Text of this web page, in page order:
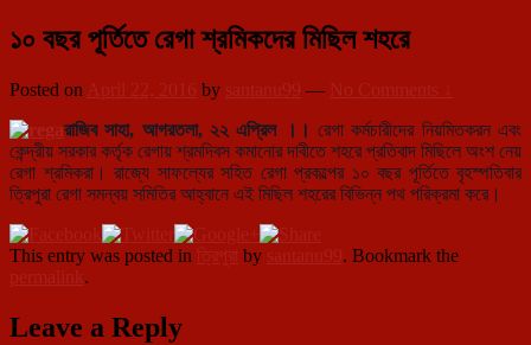
১০ বছর পূর্তিতে রেগা শ্রমিকদের মিছিল শহরে
Posted on April 22, 2016 by santanu99 — No Comments ↓
রাজিব সাহা, আগরতলা, ২২ এপ্রিল ।। রেগা কর্মচারীদের নিয়মিতকরন এবং
কেন্দ্রীয় সরকার কর্তৃক রেগায় শ্রমদিবস কমানোর দাবীতে শহরে প্রতিবাদ মিছিলে অংশ নেয়
রেগা শ্রমিকরা। রাজ্যে সাফল্যের সহিত রেগা প্রকল্পের ১০ বছর পূর্তিতে বৃহস্পতিবার
ত্রিপুরা রেগা সমন্বয় সমিতির আহ্বানে এই মিছিল শহরের বিভিন্ন পথ পরিক্রমা করে।
This entry was posted in ত্রিপুরা by santanu99. Bookmark the
permalink.
Leave a Reply